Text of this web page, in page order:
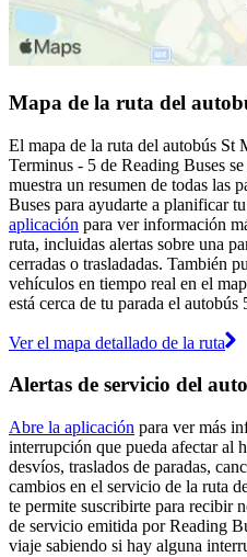
Mapa de la ruta del
El mapa de la ruta del autobús
Terminus - 5 de Reading Buses
muestra un resumen de todas las
Buses para ayudarte a planificar
aplicación para ver información
ruta, incluidas alertas sobre una
cerradas o trasladadas. También
vehículos en tiempo real en el
está cerca de tu parada el autobús
Ver el mapa detallado de la ruta
Alertas de servicio del
Abre la aplicación para ver más
interrupción que pueda afectar al
desvíos, traslados de paradas,
cambios en el servicio de la ruta
te permite suscribirte para recibir
de servicio emitida por Reading
viaje sabiendo si hay alguna